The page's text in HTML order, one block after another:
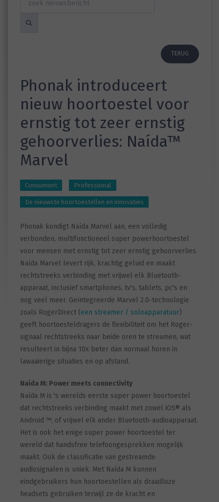
TERUG
Phonak introduceert
nieuw hoortoestel voor
ernstig tot zeer ernstig
gehoorverlies: Naída™
Marvel
Consument Professional
De nieuwste hoortoestellen en innovaties
Phonak kondigt Naída Marvel aan, een volledig
verbonden, multifunctioneel super powerhoortoestel
voor mensen met ernstig tot zeer ernstig gehoorverlies.
Naída Marvel levert rijk, krachtig geluid en maakt
rechtstreeks verbinding met vrijwel elk Bluetooth-
apparaat, inclusief smartphones, tv's, tablets, pc's en
nog veel meer. Geïntegreerde Marvel 2.0-technologie
zoals RogerDirect (een streamer / soloapparatuur)
geeft hoortoesteldragers de flexibiliteit om het Roger-
signaal rechtstreeks naar beide oren te streamen, wat
resulteert in bijna 10x beter dan normaal horen in
lawaaierige situaties en op afstand.
Naída M: Power meets connectivity
Naída M is 's werelds eerste super power hoortoestel
dat rechtstreeks verbinding maakt met zowel iOS® als
Android ™, of vrijwel elk ander Bluetooth-audioapparaat.
Het is ook het enige super power hoortoestel ter
wereld dat handsfree telefoongesprekken mogelijk
maakt. Ook de classificatie van gestreamde
audiosignalen is uniek. Met Naída M kunnen
eindgebruikers hun hoortoestellen als draadloze
headsets gebruiken terwijl ze de kracht en